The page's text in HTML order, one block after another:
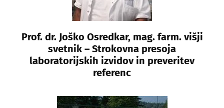
Prof. dr. Joško Osredkar, mag. farm. višji
svetnik – Strokovna presoja
laboratorijskih izvidov in preveritev
referenc